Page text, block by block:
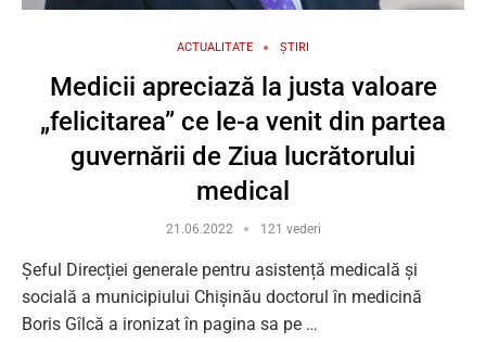
ACTUALITATE ȘTIRI
Medicii apreciază la justa valoare
„felicitarea” ce le-a venit din partea
guvernării de Ziua lucrătorului
medical
21.06.2022 121 vederi
Șeful Direcției generale pentru asistență medicală și
socială a municipiului Chișinău doctorul în medicină
Boris Gîlcă a ironizat în pagina sa pe …